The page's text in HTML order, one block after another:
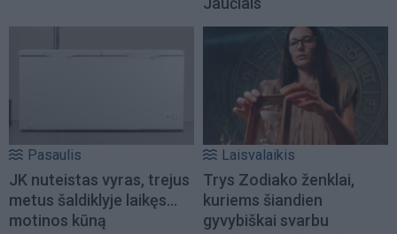
Pasaulis
JK nuteistas vyras, trejus
metus šaldiklyje laikęs...
motinos kūną
Laisvalaikis
Trys Zodiako ženklai,
kuriems šiandien
gyvybiškai svarbu